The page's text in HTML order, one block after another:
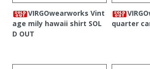
VIRGOwearworks Vint
age mily hawaii shirt SOL
D OUT
quarter